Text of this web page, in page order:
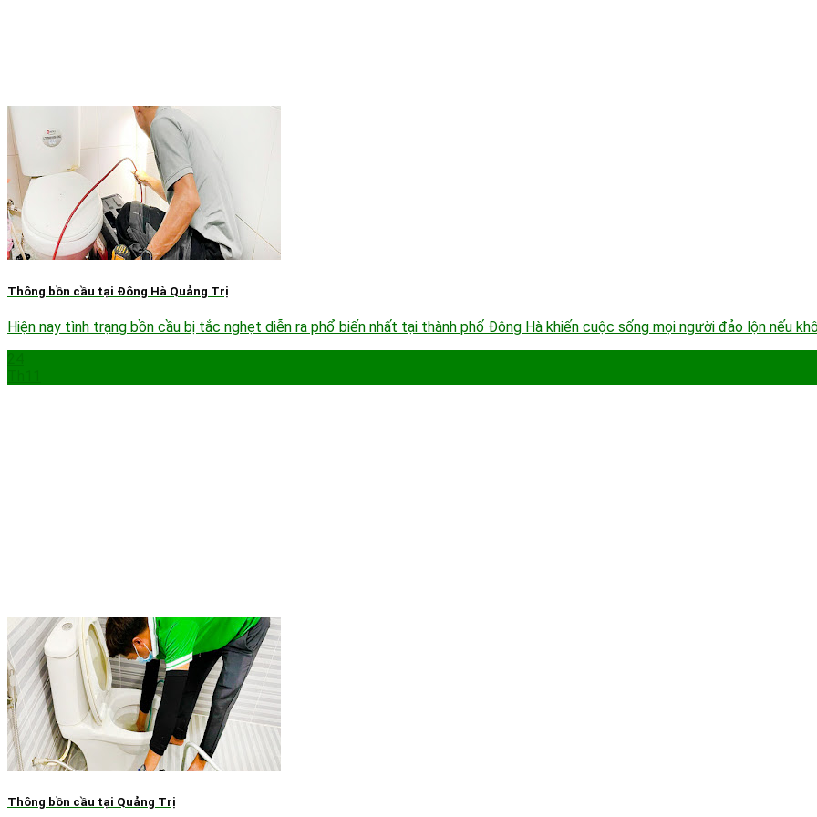
Thông bồn cầu tại Đông Hà Quảng Trị
Hiện nay tình trạng bồn cầu bị tắc nghẹt diễn ra phổ biến nhất tại thành phố Đông Hà khiến cuộc sống mọi người đảo lộn nếu
Thông bồn cầu tại Quảng Trị